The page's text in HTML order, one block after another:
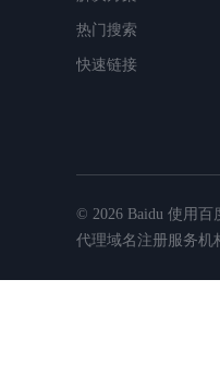
热门搜索
快速链接
© 2026 Baidu 使用百
代理域名注册服务机